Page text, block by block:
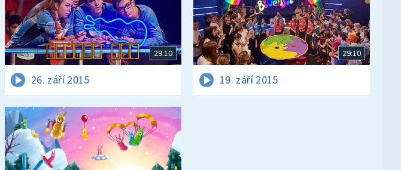
29:10
26. září 2015
29:10
19. září 2015